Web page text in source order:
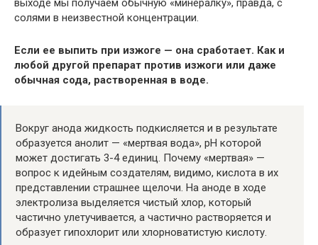
выходе мы получаем обычную «минералку», правда, с
солями в неизвестной концентрации.
Если ее выпить при изжоге — она сработает. Как и
любой другой препарат против изжоги или даже
обычная сода, растворенная в воде.
Вокруг анода жидкость подкисляется и в результате
образуется анолит — «мертвая вода», рН которой
может достигать 3-4 единиц. Почему «мертвая» —
вопрос к идейным создателям, видимо, кислота в их
представлении страшнее щелочи. На аноде в ходе
электролиза выделяется чистый хлор, который
частично улетучивается, а частично растворяется и
образует гипохлорит или хлорноватистую кислоту.